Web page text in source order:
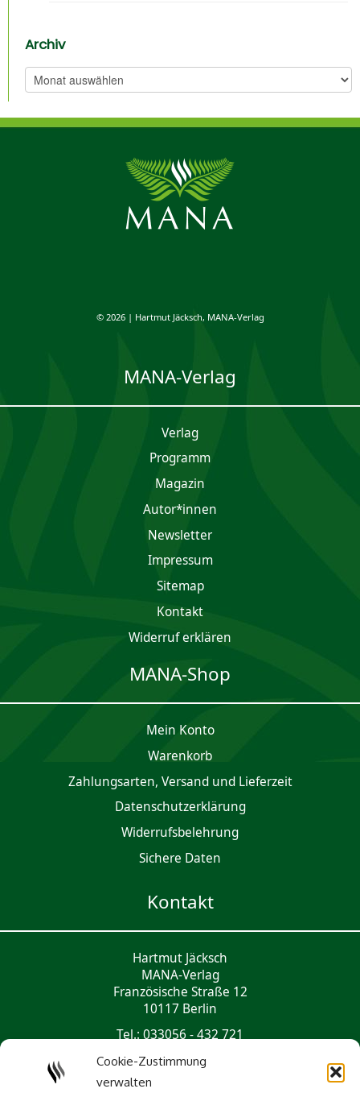
Cookie-Zustimmung
verwalten
Archiv
Archiv
© 2026 | Hartmut Jäcksch, MANA-Verlag
MANA-Verlag
Verlag
Programm
Magazin
Autor*innen
Newsletter
Impres­sum
Sitemap
Kontakt
Widerruf erklären
MANA-Shop
Mein Konto
Waren­korb
Zahlungsarten, Versand und Lieferzeit
Daten­schutz­er­klärung
Widerrufsbelehrung
Sichere Daten
Kontakt
Hartmut Jäcksch
MANA-Verlag
Französische Straße 12
10117 Berlin
Tel.: 033056 - 432 721
Social Media